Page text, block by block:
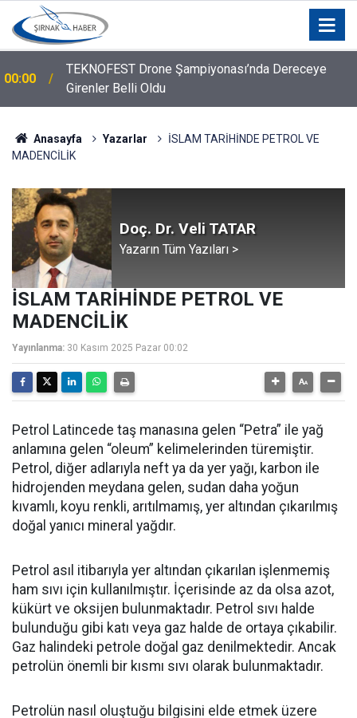
00:00
TEKNOFEST Drone Şampiyonası’nda Dereceye
Girenler Belli Oldu
Anasayfa Yazarlar
İSLAM TARİHİNDE PETROL VE
MADENCİLİK
Doç. Dr. Veli TATAR
Yazarın Tüm Yazıları >
İSLAM TARİHİNDE PETROL VE
MADENCİLİK
Yayınlanma: 30 Kasım 2025 Pazar 00:02
Petrol Latincede taş manasına gelen “Petra” ile yağ
anlamına gelen “oleum” kelimelerinden türemiştir.
Petrol, diğer adlarıyla neft ya da yer yağı, karbon ile
hidrojenden meydana gelen, sudan daha yoğun
kıvamlı, koyu renkli, arıtılmamış, yer altından çıkarılmış
doğal yanıcı mineral yağdır.
Petrol asıl itibarıyla yer altından çıkarılan işlenmemiş
ham sıvı için kullanılmıştır. İçerisinde az da olsa azot,
kükürt ve oksijen bulunmaktadır. Petrol sıvı halde
bulunduğu gibi katı veya gaz halde de ortaya çıkabilir.
Gaz halindeki petrole doğal gaz denilmektedir. Ancak
petrolün önemli bir kısmı sıvı olarak bulunmaktadır.
Petrolün nasıl oluştuğu bilgisini elde etmek üzere